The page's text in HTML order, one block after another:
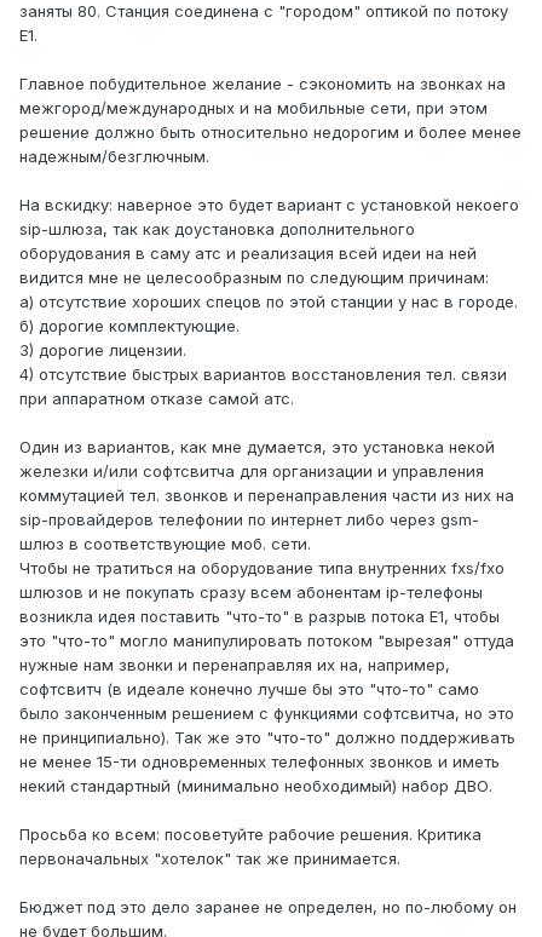
заняты 80. Станция соединена с "городом" оптикой по потоку
Е1.
Главное побудительное желание - сэкономить на звонках на
межгород/международных и на мобильные сети, при этом
решение должно быть относительно недорогим и более менее
надежным/безглючным.
На вскидку: наверное это будет вариант с установкой некоего
sip-шлюза, так как доустановка дополнительного
оборудования в саму атс и реализация всей идеи на ней
видится мне не целесообразным по следующим причинам:
а) отсутствие хороших спецов по этой станции у нас в городе.
б) дорогие комплектующие.
3) дорогие лицензии.
4) отсутствие быстрых вариантов восстановления тел. связи
при аппаратном отказе самой атс.
Один из вариантов, как мне думается, это установка некой
железки и/или софтсвитча для организации и управления
коммутацией тел. звонков и перенаправления части из них на
sip-провайдеров телефонии по интернет либо через gsm-
шлюз в соответствующие моб. сети.
Чтобы не тратиться на оборудование типа внутренних fxs/fxo
шлюзов и не покупать сразу всем абонентам ip-телефоны
возникла идея поставить "что-то" в разрыв потока Е1, чтобы
это "что-то" могло манипулировать потоком "вырезая" оттуда
нужные нам звонки и перенаправляя их на, например,
софтсвитч (в идеале конечно лучше бы это "что-то" само
было законченным решением с функциями софтсвитча, но это
не принципиально). Так же это "что-то" должно поддерживать
не менее 15-ти одновременных телефонных звонков и иметь
некий стандартный (минимально необходимый) набор ДВО.
Просьба ко всем: посоветуйте рабочие решения. Критика
первоначальных "хотелок" так же принимается.
Бюджет под это дело заранее не определен, но по-любому он
не будет большим.